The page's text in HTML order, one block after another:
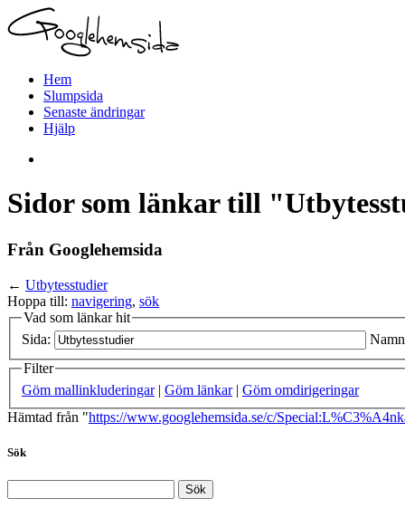
Hem
Slumpsida
Senaste ändringar
Hjälp
Sidor som länkar till
Från Googlehemsida
← Utbytesstudier
Hoppa till: navigering, sök
Vad som länkar hit
Sida:
Filter
Göm mallinkluderingar| Göm länkar| Göm omdirigeringar
Hämtad från "https://www.googlehemsida.se/c/
Sök